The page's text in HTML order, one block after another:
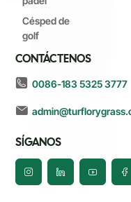
Césped de
golf
CONTÁCTENOS
0086-183 5325 3777
SÍGANOS